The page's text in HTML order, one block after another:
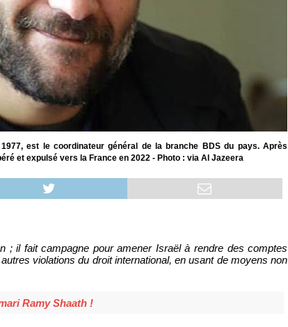
est le coordinateur général de la branche BDS du pays. Après
et expulsé vers la France en 2022 - Photo : via Al Jazeera
; il fait campagne pour amener Israël à rendre des comptes
violations du droit international, en usant de moyens non
Ramy Shaath !